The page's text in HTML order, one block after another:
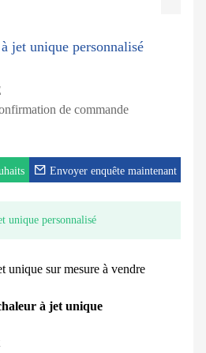
jet unique personnalisé
de commande
Envoyer enquête maintenant
unique personnalisé
unique sur mesure à vendre
à jet unique